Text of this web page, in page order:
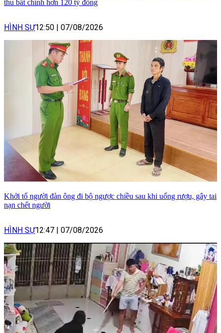
thu bất chính hơn 120 tỷ đồng
HÌNH SỰ12:50 | 07/08/2026
Khởi tố người đàn ông đi bộ ngược chiều sau khi uống rượu, gây tai
nạn chết người
HÌNH SỰ12:47 | 07/08/2026